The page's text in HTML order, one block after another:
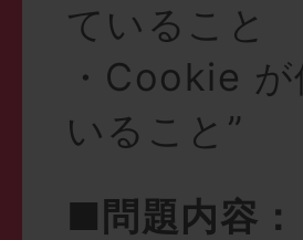
ていること
・Cookie
いること”
■問題内容：